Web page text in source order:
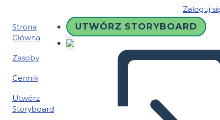
Zaloguj
Strona
Główna
Zasoby
Cennik
Utwórz
Storyboard
UTWÓRZ STORYBOARD